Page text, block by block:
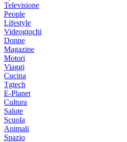
Televisione
People
Lifestyle
Videogiochi
Donne
Magazine
Motori
Viaggi
Cucina
Tgtech
E-Planet
Cultura
Salute
Scuola
Animali
Spazio